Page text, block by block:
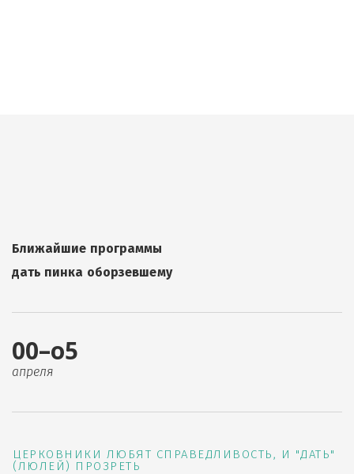
Ближайшие программы
дать пинка оборзевшему
00–о5
апреля
ЦЕРКОВНИКИ ЛЮБЯТ СПРАВЕДЛИВОСТЬ, И "ДАТЬ"
(ЛЮЛЕЙ) ПРОЗРЕТЬ